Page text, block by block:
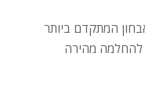
המתקדם ביותר
להחלמה מהירה